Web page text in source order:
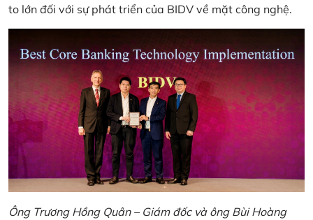
to lớn đối với sự phát triển của BIDV về mặt công nghệ.
Ông Trương Hồng Quân – Giám đốc và ông Bùi Hoàng